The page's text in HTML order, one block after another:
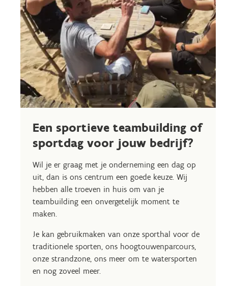
Een sportieve teambuilding of
sportdag voor jouw bedrijf?
Wil je er graag met je onderneming een dag op
uit, dan is ons centrum een goede keuze. Wij
hebben alle troeven in huis om van je
teambuilding een onvergetelijk moment te
maken.
Je kan gebruikmaken van onze sporthal voor de
traditionele sporten, ons hoogtouwenparcours,
onze strandzone, ons meer om te watersporten
en nog zoveel meer.